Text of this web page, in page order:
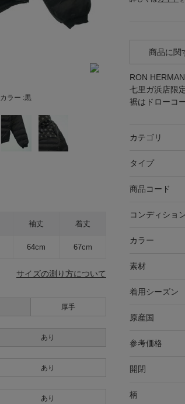
カラー :黒
袖丈 着丈
64cm 67cm
サイズの測り方について
厚手
あり
あり
あり
商品に関
RON
七里ガ浜店限
裾はドローコ
カテゴリ
タイプ
商品コード
コンディショ
カラー
素材
着用シーズン
原産国
参考価格
開閉
柄